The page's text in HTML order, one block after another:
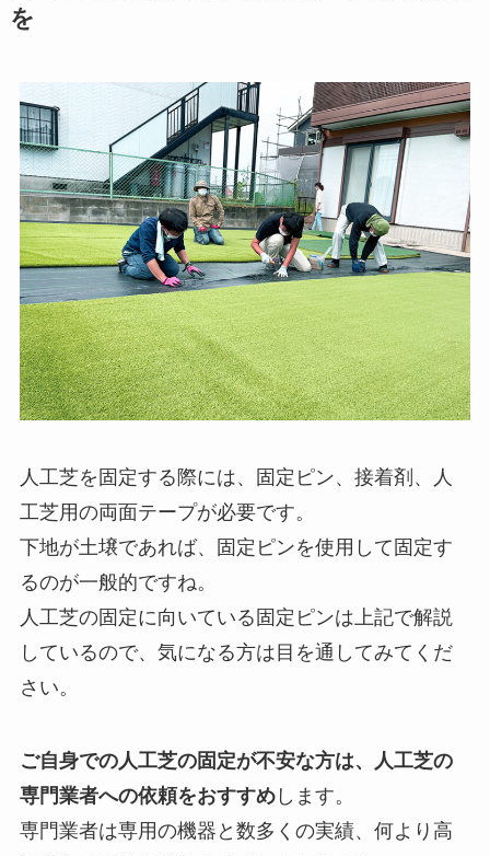
を
人工芝を固定する際には、固定ピン、接着剤、人
工芝用の両面テープが必要です。
下地が土壌であれば、固定ピンを使用して固定す
るのが一般的ですね。
人工芝の固定に向いている固定ピンは上記で解説
しているので、気になる方は目を通してみてくだ
さい。
ご自身での人工芝の固定が不安な方は、人工芝の
専門業者への依頼をおすすめします。
専門業者は専用の機器と数多くの実績、何より高